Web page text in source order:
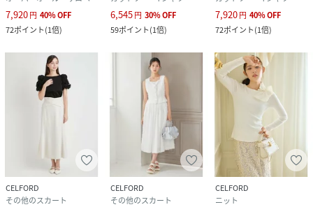
7,920円 40%OFF
72ポイント(1倍)
6,545円 30%OFF
59ポイント(1倍)
7,920円 40%OFF
72ポイント(1倍)
CELFORD
その他のスカート
CELFORD
その他のスカート
CELFORD
ニット